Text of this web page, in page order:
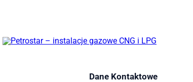
Dane Kontaktowe